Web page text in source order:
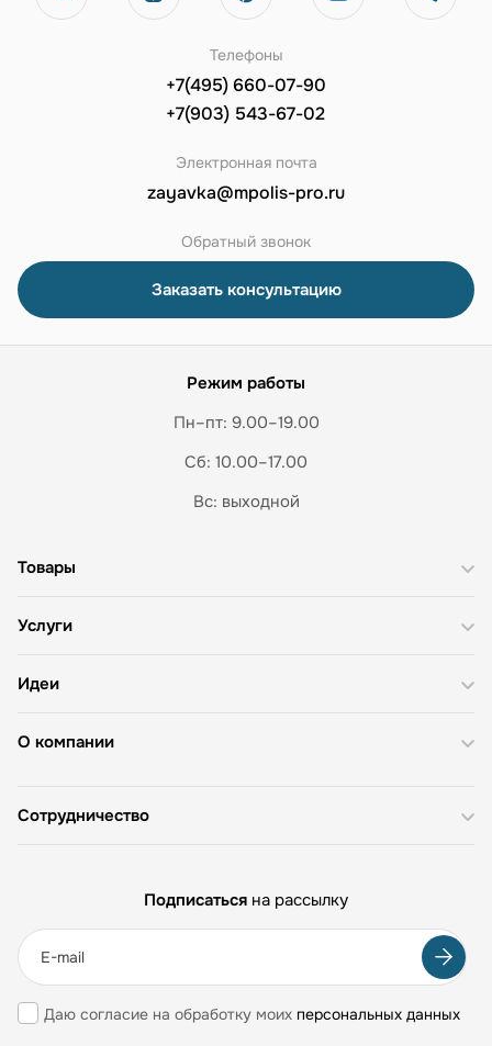
Телефоны
+7(495) 660-07-90
+7(903) 543-67-02
Электронная почта
zayavka@mpolis-pro.ru
Обратный звонок
Заказать консультацию
Режим работы
Пн–пт: 9.00–19.00
Сб: 10.00–17.00
Вс: выходной
О компании
Товары
Услуги
Идеи
Сотрудничество
Подписаться на рассылку
Даю согласие на обработку моих персональных данных